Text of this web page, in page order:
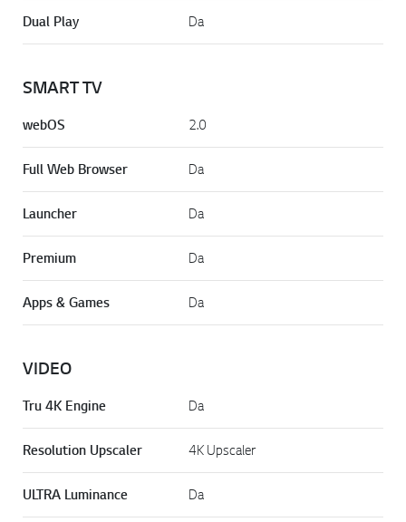
Dual Play Da
SMART TV
webOS 2.0
Full Web Browser Da
Launcher Da
Premium Da
Apps & Games Da
VIDEO
Tru 4K Engine Da
Resolution Upscaler 4K Upscaler
ULTRA Luminance Da